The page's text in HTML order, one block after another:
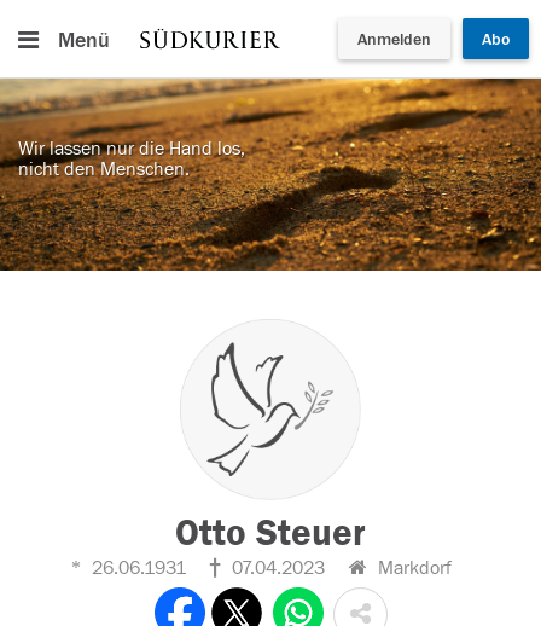
Menü Anmelden Abo
Wir lassen nur die Hand los,
nicht den Menschen.
Otto Steuer
26.06.1931 07.04.2023 Markdorf